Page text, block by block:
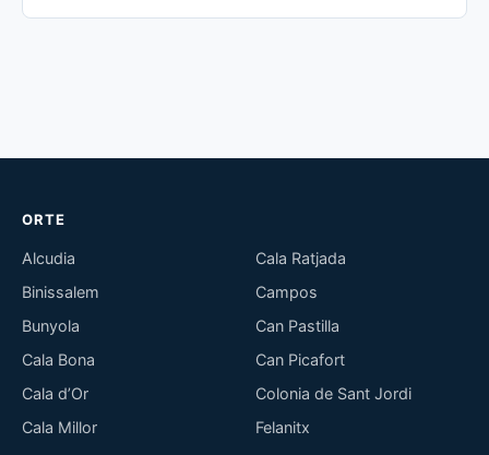
ORTE
Alcudia
Binissalem
Bunyola
Cala Bona
Cala d’Or
Cala Millor
Cala Ratjada
Campos
Can Pastilla
Can Picafort
Colonia de Sant Jordi
Felanitx